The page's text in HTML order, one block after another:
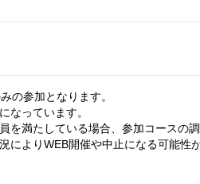
の参加となります。
なっています。
を満たしている場合、参加コースの
によりWEB開催や中止になる可能性